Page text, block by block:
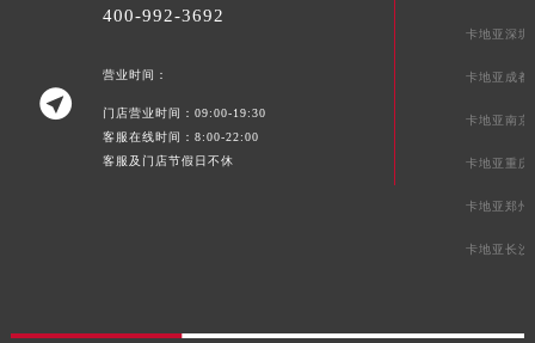
400-992-3692

营业时间：
门店营业时间：09:00-19:30
客服在线时间：8:00-22:00
客服及门店节假日不休
卡地亚深圳
卡地亚成都
卡地亚南京
卡地亚重庆
卡地亚郑州
卡地亚长沙